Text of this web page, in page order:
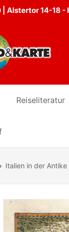
Alstertor 14-18 -
Reiseliteratur
Italien in der